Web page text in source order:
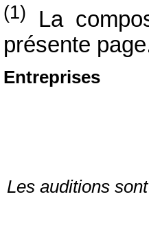
(1)
La
présente
Entreprises
Les auditions